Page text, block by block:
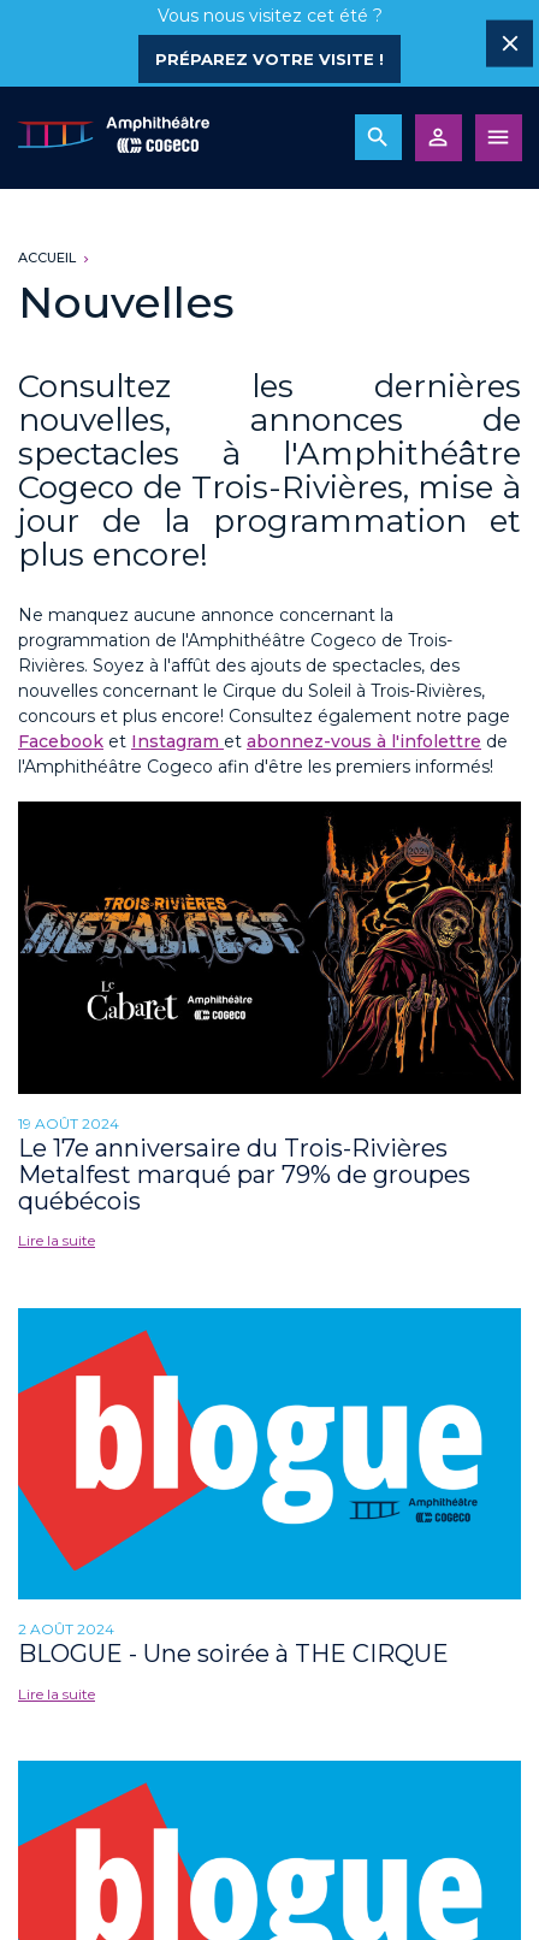
Vous nous visitez cet été ?
PRÉPAREZ VOTRE VISITE !
ACCUEIL
Nouvelles
Consultez les dernières
nouvelles, annonces de
spectacles à l'Amphithéâtre
Cogeco de Trois-Rivières, mise à
jour de la programmation et
plus encore!
Ne manquez aucune annonce concernant la
programmation de l'Amphithéâtre Cogeco de Trois-
Rivières. Soyez à l'affût des ajouts de spectacles, des
nouvelles concernant le Cirque du Soleil à Trois-Rivières,
concours et plus encore! Consultez également notre page
Facebook et Instagram et abonnez-vous à l'infolettre de
l'Amphithéâtre Cogeco afin d'être les premiers informés!
19 AOÛT 2024
Le 17e anniversaire du Trois-Rivières
Metalfest marqué par 79% de groupes
québécois
Lire la suite
2 AOÛT 2024
BLOGUE - Une soirée à THE CIRQUE
Lire la suite